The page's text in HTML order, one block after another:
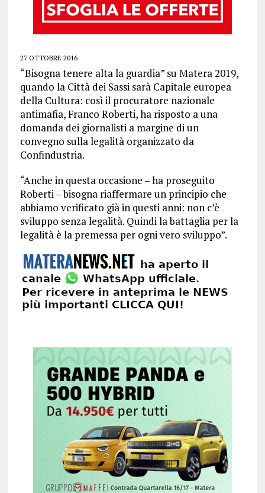
27 OTTOBRE 2016
“Bisogna tenere alta la guardia” su Matera 2019,
quando la Città dei Sassi sarà Capitale europea
della Cultura: così il procuratore nazionale
antimafia, Franco Roberti, ha risposto a una
domanda dei giornalisti a margine di un
convegno sulla legalità organizzato da
Confindustria.
“Anche in questa occasione – ha proseguito
Roberti – bisogna riaffermare un principio che
abbiamo verificato già in questi anni: non c’è
sviluppo senza legalità. Quindi la battaglia per la
legalità è la premessa per ogni vero sviluppo”.